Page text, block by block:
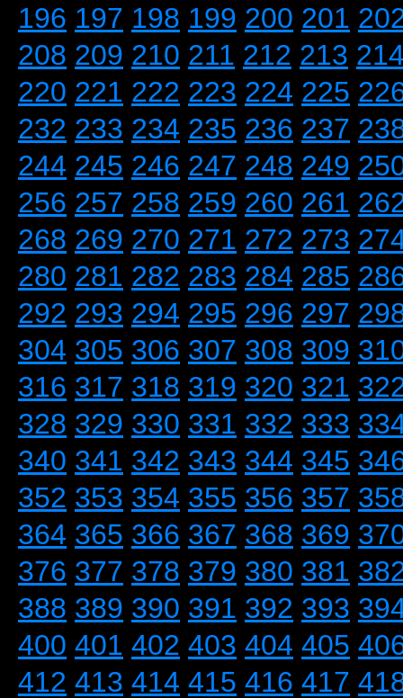
196 197 198 199 200 201
208 209 210 211 212 213
220 221 222 223 224 225
232 233 234 235 236 237
244 245 246 247 248 249
256 257 258 259 260 261
268 269 270 271 272 273
280 281 282 283 284 285
292 293 294 295 296 297
304 305 306 307 308 309
316 317 318 319 320 321
328 329 330 331 332 333
340 341 342 343 344 345
352 353 354 355 356 357
364 365 366 367 368 369
376 377 378 379 380 381
388 389 390 391 392 393
400 401 402 403 404 405
412 413 414 415 416 417